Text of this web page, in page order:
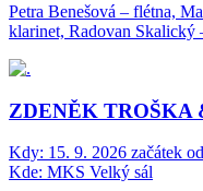
Petra Benešová – flétna,
klarinet, Radovan Skalický
ZDENĚK TROŠKA
Kdy: 15. 9. 2026 začátek
Kde: MKS Velký sál